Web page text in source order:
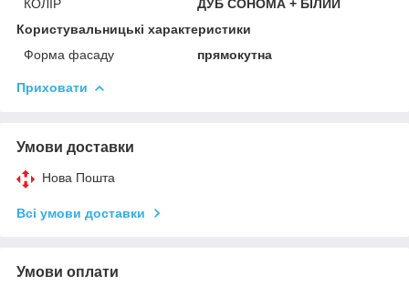
КОЛІР
ДУБ СОНОМА + БІЛИЙ
Користувальницькі характеристики
Форма фасаду
прямокутна
Приховати
Умови доставки
Нова Пошта
Всі умови доставки
Умови оплати